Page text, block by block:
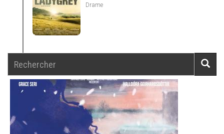
Drame